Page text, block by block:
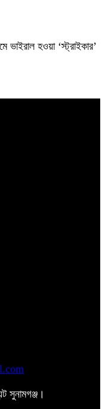
ভাইরাল হওয়া ‘স্ট্রাইকার’
সুনামগঞ্জ।